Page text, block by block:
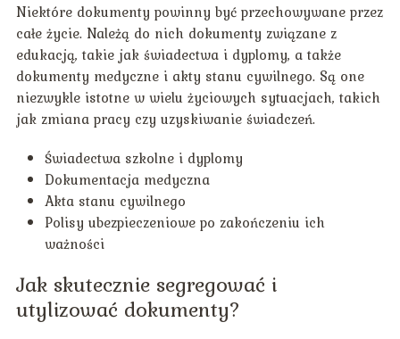
Niektóre dokumenty powinny być przechowywane przez
całe życie. Należą do nich dokumenty związane z
edukacją, takie jak świadectwa i dyplomy, a także
dokumenty medyczne i akty stanu cywilnego. Są one
niezwykle istotne w wielu życiowych sytuacjach, takich
jak zmiana pracy czy uzyskiwanie świadczeń.
Świadectwa szkolne i dyplomy
Dokumentacja medyczna
Akta stanu cywilnego
Polisy ubezpieczeniowe po zakończeniu ich
ważności
Jak skutecznie segregować i
utylizować dokumenty?